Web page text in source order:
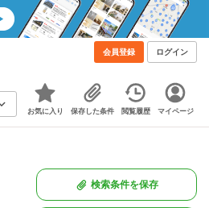
会員登録 ログイン
お気に入り 保存した条件 閲覧履歴 マイページ
検索条件を保存